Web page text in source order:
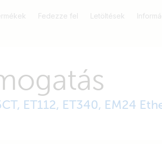
Fedezze fel Letöltések
ET112, ET340, EM24